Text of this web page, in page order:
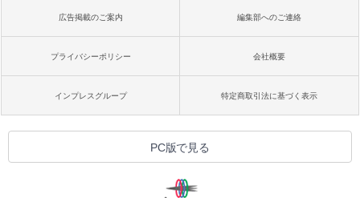
広告掲載のご案内 編集部へのご連絡
プライバシーポリシー 会社概要
インプレスグループ 特定商取引法に基づく表示
PC版で見る